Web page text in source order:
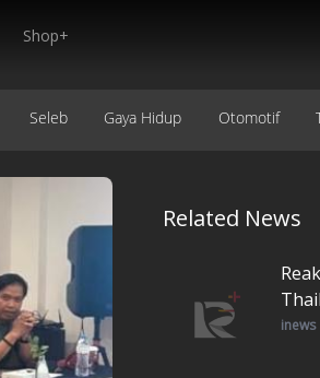
Shop+
Seleb Gaya Hidup Otomotif
Related News
inews